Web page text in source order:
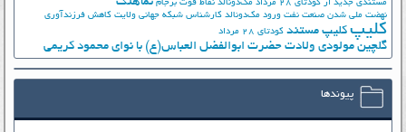
مستندی جدید از کودتای 28 مرداد
مک‌دونالد نقاط قوت برجام
نهضت ملي شدن صنعت نفت ورود مک‌دونالد کارشناس شبکه جهانی ولایت کاهش فرزندآوری
کلیپ کلیپ مستند کودتای 28 مرداد
گلچین مولودی ولادت حضرت ابوالفضل العباس(ع) با نوای محمود کریمی
پیوندها